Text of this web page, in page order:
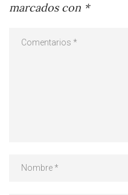
marcados con *